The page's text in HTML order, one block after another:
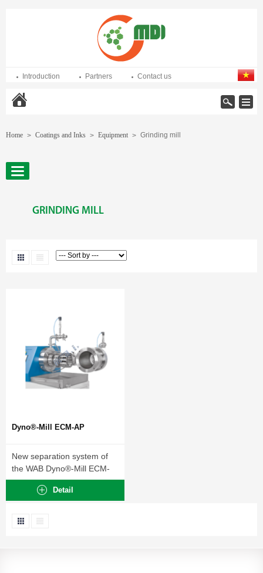
Introduction Partners Contact us
Home > Coatings and Inks > Equipment > Grinding mill
GRINDING MILL
Dyno®-Mill ECM-AP
New separation system of
the WAB Dyno®-Mill ECM-
AP Series.
Detail